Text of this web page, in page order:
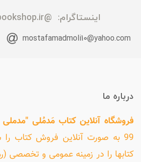
اینستاگرام: @madmolibookshop.ir
mostafamadmoli10@yahoo.com
درباره ما
فروشگاه آنلاین کتاب مَدمُلی
99 به صورت آنلاین فروش کتاب
کتابها را در زمینه عمومی و تخصصی